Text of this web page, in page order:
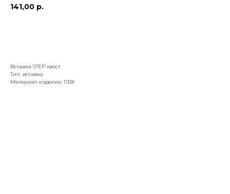
141,00 р.
Вставка STEP хвост
Тип: вставка
Материал изделия: ПВХ